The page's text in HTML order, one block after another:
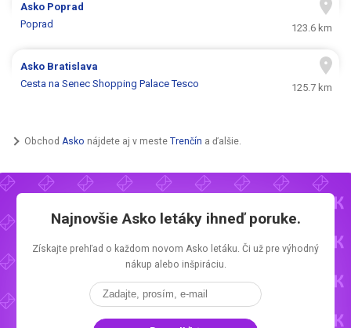
Asko Poprad
Poprad
123.6 km
Asko Bratislava
Cesta na Senec Shopping Palace Tesco
125.7 km
Obchod Asko nájdete aj v meste Trenčín a ďalšie.
NajnovšieAsko letákyihneď poruke.
Získajte prehľad o každom novom Asko letáku. Či už pre výhodný
nákup alebo inšpiráciu.